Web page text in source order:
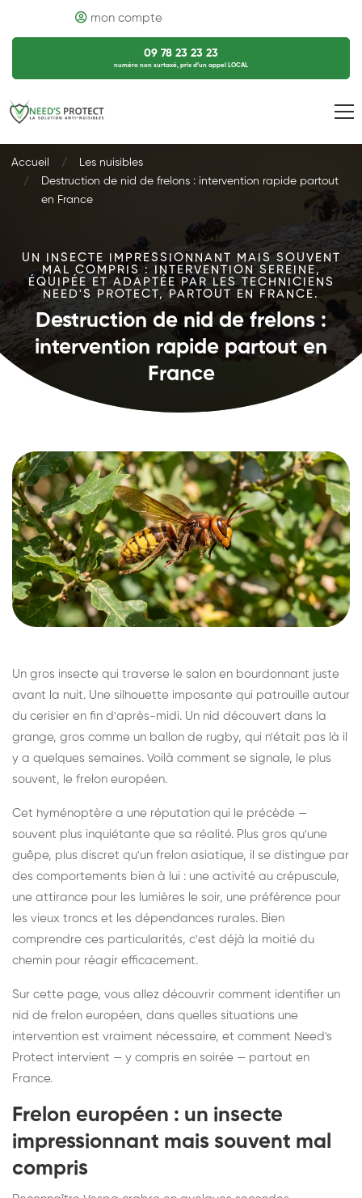
mon compte
09 78 23 23 23
numéro non surtaxé, prix d’un appel LOCAL
Accueil
Les nuisibles
Destruction de nid de frelons : intervention rapide partout
en France
UN INSECTE IMPRESSIONNANT MAIS SOUVENT
MAL COMPRIS : INTERVENTION SEREINE,
ÉQUIPÉE ET ADAPTÉE PAR LES TECHNICIENS
NEED'S PROTECT, PARTOUT EN FRANCE.
Destruction de nid de frelons :
intervention rapide partout en
France
Un gros insecte qui traverse le salon en bourdonnant juste
avant la nuit. Une silhouette imposante qui patrouille autour
du cerisier en fin d'après-midi. Un nid découvert dans la
grange, gros comme un ballon de rugby, qui n'était pas là il
y a quelques semaines. Voilà comment se signale, le plus
souvent, le frelon européen.
Cet hyménoptère a une réputation qui le précède —
souvent plus inquiétante que sa réalité. Plus gros qu'une
guêpe, plus discret qu'un frelon asiatique, il se distingue par
des comportements bien à lui : une activité au crépuscule,
une attirance pour les lumières le soir, une préférence pour
les vieux troncs et les dépendances rurales. Bien
comprendre ces particularités, c'est déjà la moitié du
chemin pour réagir efficacement.
Sur cette page, vous allez découvrir comment identifier un
nid de frelon européen, dans quelles situations une
intervention est vraiment nécessaire, et comment Need's
Protect intervient — y compris en soirée — partout en
France.
Frelon européen : un insecte
impressionnant mais souvent mal
compris